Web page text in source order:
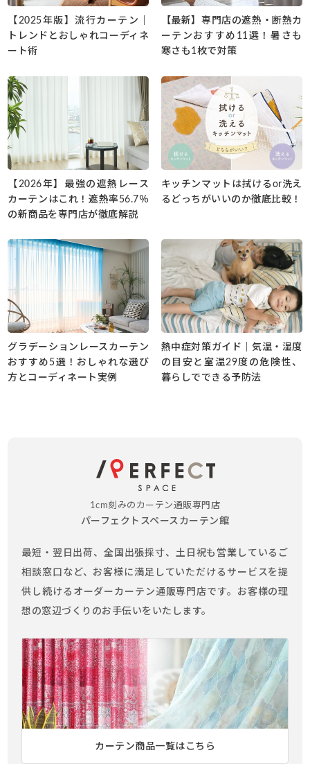
【2025年版】流行カーテン｜
トレンドとおしゃれコーディネ
ート術
【最新】専門店の遮熱・断熱カ
ーテンおすすめ11選！暑さも
寒さも1枚で対策
【2026年】最強の遮熱レース
カーテンはこれ！遮熱率56.7％
の新商品を専門店が徹底解説
キッチンマットは拭けるor洗え
るどっちがいいのか徹底比較！
グラデーションレースカーテン
おすすめ5選！おしゃれな選び
方とコーディネート実例
熱中症対策ガイド｜気温・湿度
の目安と室温29度の危険性、
暮らしでできる予防法
1cm刻みのカーテン通販専門店
パーフェクトスペースカーテン館
最短・翌日出荷、全国出張採寸、土日祝も営業しているご
相談窓口など、お客様に満足していただけるサービスを提
供し続けるオーダーカーテン通販専門店です。お客様の理
想の窓辺づくりのお手伝いをいたします。
カーテン商品一覧はこちら